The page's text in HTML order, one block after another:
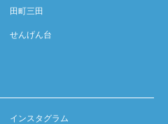
田町三田
せんげん台
インスタグラム